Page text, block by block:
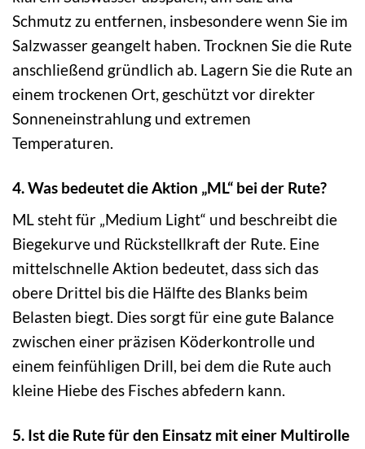
Schmutz zu entfernen, insbesondere wenn Sie im
Salzwasser geangelt haben. Trocknen Sie die Rute
anschließend gründlich ab. Lagern Sie die Rute an
einem trockenen Ort, geschützt vor direkter
Sonneneinstrahlung und extremen
Temperaturen.
4. Was bedeutet die Aktion „ML“ bei der Rute?
ML steht für „Medium Light“ und beschreibt die
Biegekurve und Rückstellkraft der Rute. Eine
mittelschnelle Aktion bedeutet, dass sich das
obere Drittel bis die Hälfte des Blanks beim
Belasten biegt. Dies sorgt für eine gute Balance
zwischen einer präzisen Köderkontrolle und
einem feinfühligen Drill, bei dem die Rute auch
kleine Hiebe des Fisches abfedern kann.
5. Ist die Rute für den Einsatz mit einer Multirolle